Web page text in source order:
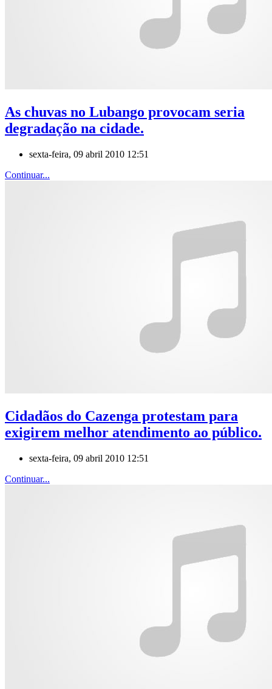
As chuvas no Lubango provocam seria
degradação na cidade.
sexta-feira, 09 abril 2010 12:51
Continuar...
Cidadãos do Cazenga protestam para
exigirem melhor atendimento ao público.
sexta-feira, 09 abril 2010 12:51
Continuar...